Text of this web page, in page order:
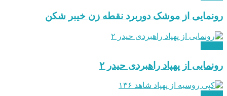
رونمایی از موشک دوربرد نقطه زن خیبر شکن
رونمایی از پهپاد راهبردی حیدر ۲